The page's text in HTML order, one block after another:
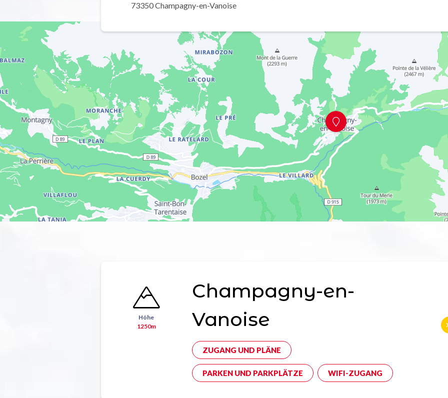
73350 Champagny-en-Vanoise
Höhe
1250m
Champagny-en-
Vanoise
ZUGANG UND PLÄNE
PARKEN UND PARKPLÄTZE WIFI-ZUGANG